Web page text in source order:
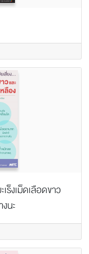
งเม็ดเลือดขาว
นะ